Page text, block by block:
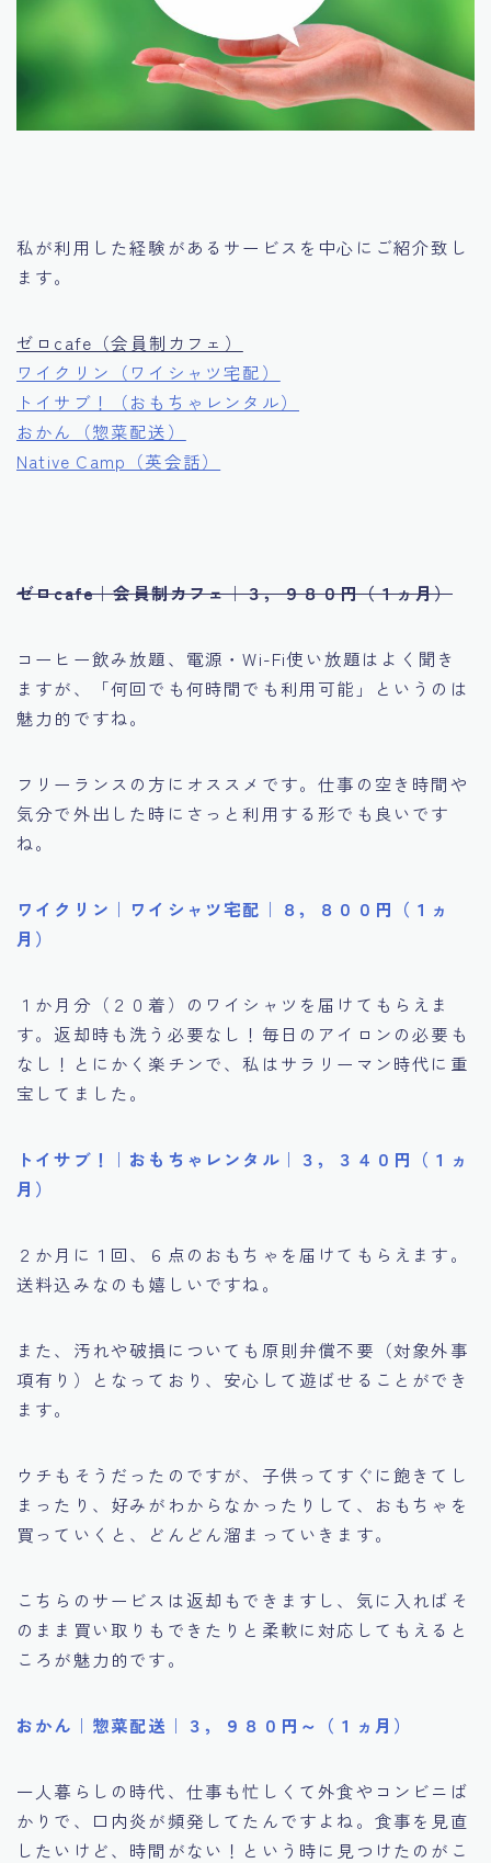
私が利用した経験があるサービスを中心にご紹介致し
ます。
ゼロcafe（会員制カフェ）
ワイクリン（ワイシャツ宅配）
トイサブ！（おもちゃレンタル）
おかん（惣菜配送）
Native Camp（英会話）
ゼロcafe｜会員制カフェ｜３，９８０円（１ヵ月）
コーヒー飲み放題、電源・Wi-Fi使い放題はよく聞き
ますが、「何回でも何時間でも利用可能」というのは
魅力的ですね。
フリーランスの方にオススメです。仕事の空き時間や
気分で外出した時にさっと利用する形でも良いです
ね。
ワイクリン｜ワイシャツ宅配｜８，８００円（１ヵ
月）
１か月分（２０着）のワイシャツを届けてもらえま
す。返却時も洗う必要なし！毎日のアイロンの必要も
なし！とにかく楽チンで、私はサラリーマン時代に重
宝してました。
トイサブ！｜おもちゃレンタル｜３，３４０円（１ヵ
月）
２か月に１回、６点のおもちゃを届けてもらえます。
送料込みなのも嬉しいですね。
また、汚れや破損についても原則弁償不要（対象外事
項有り）となっており、安心して遊ばせることができ
ます。
ウチもそうだったのですが、子供ってすぐに飽きてし
まったり、好みがわからなかったりして、おもちゃを
買っていくと、どんどん溜まっていきます。
こちらのサービスは返却もできますし、気に入ればそ
のまま買い取りもできたりと柔軟に対応してもえると
ころが魅力的です。
おかん｜惣菜配送｜３，９８０円～（１ヵ月）
一人暮らしの時代、仕事も忙しくて外食やコンビニば
かりで、口内炎が頻発してたんですよね。食事を見直
したいけど、時間がない！という時に見つけたのがこ